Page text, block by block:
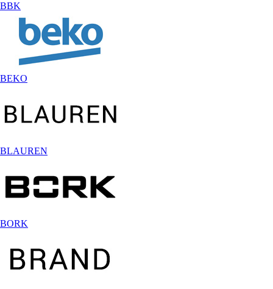
BBK
BEKO
BLAUREN
BORK